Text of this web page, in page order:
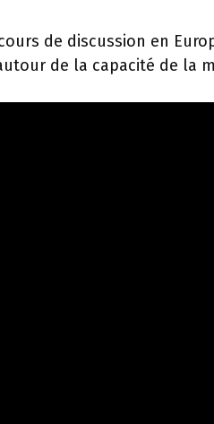
de discussion en
de la capacité de la